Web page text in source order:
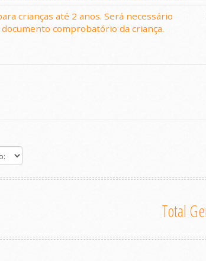
crianças até 2 anos. Será necessário
comprobatório da criança.
Total